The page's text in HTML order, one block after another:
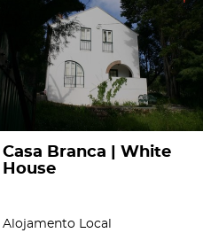
Casa Branca | White
House
Alojamento Local